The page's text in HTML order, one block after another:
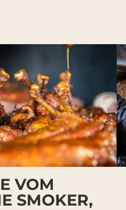
VOM
SMOKER,